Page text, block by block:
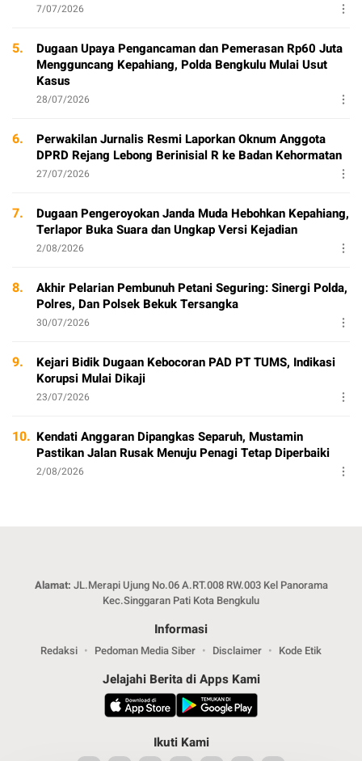
7/07/2026
5.
Dugaan Upaya Pengancaman dan Pemerasan Rp60 Juta
Mengguncang Kepahiang, Polda Bengkulu Mulai Usut
Kasus
28/07/2026
6.
Perwakilan Jurnalis Resmi Laporkan Oknum Anggota
DPRD Rejang Lebong Berinisial R ke Badan Kehormatan
27/07/2026
7.
Dugaan Pengeroyokan Janda Muda Hebohkan Kepahiang,
Terlapor Buka Suara dan Ungkap Versi Kejadian
2/08/2026
8.
Akhir Pelarian Pembunuh Petani Seguring: Sinergi Polda,
Polres, Dan Polsek Bekuk Tersangka
30/07/2026
9.
Kejari Bidik Dugaan Kebocoran PAD PT TUMS, Indikasi
Korupsi Mulai Dikaji
23/07/2026
10. Kendati Anggaran Dipangkas Separuh, Mustamin
Pastikan Jalan Rusak Menuju Penagi Tetap Diperbaiki
2/08/2026
Alamat: JL.Merapi Ujung No.06 A.RT.008 RW.003 Kel Panorama
Kec.Singgaran Pati Kota Bengkulu
Informasi
Redaksi Pedoman Media Siber Disclaimer Kode Etik
Jelajahi Berita di Apps Kami
Ikuti Kami